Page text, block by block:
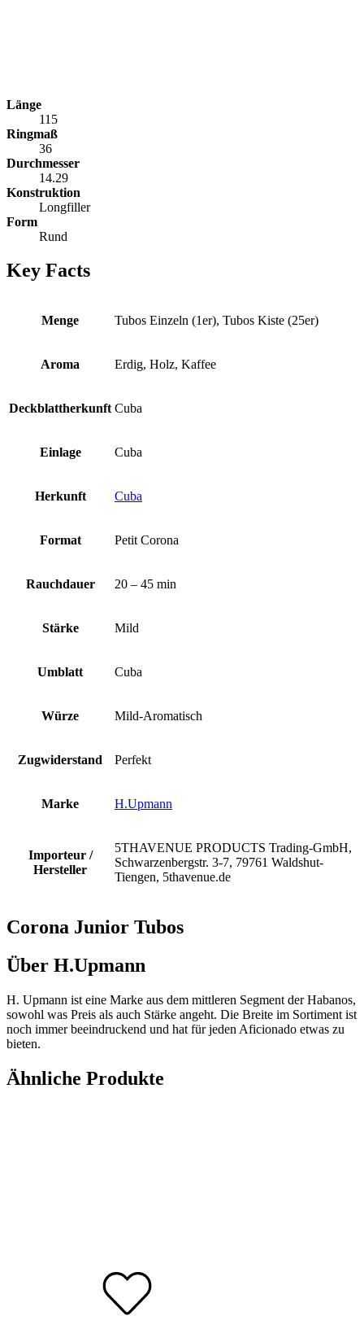
Länge
115
Ringmaß
36
Durchmesser
14.29
Konstruktion
Longfiller
Form
Rund
Key Facts
Menge Tubos Einzeln (1er), Tubos Kiste (25er)
Aroma Erdig, Holz, Kaffee
Deckblattherkunft Cuba
Einlage Cuba
Herkunft Cuba
Format Petit Corona
Rauchdauer 20 – 45 min
Stärke Mild
Umblatt Cuba
Würze Mild-Aromatisch
Zugwiderstand Perfekt
Marke H.Upmann
Importeur /
Hersteller
5THAVENUE PRODUCTS Trading-GmbH,
Schwarzenbergstr. 3-7, 79761 Waldshut-
Tiengen, 5thavenue.de
Corona Junior Tubos
Über H.Upmann
H. Upmann ist eine Marke aus dem mittleren Segment der Habanos,
sowohl was Preis als auch Stärke angeht. Die Breite im Sortiment ist
noch immer beeindruckend und hat für jeden Aficionado etwas zu
bieten.
Ähnliche Produkte